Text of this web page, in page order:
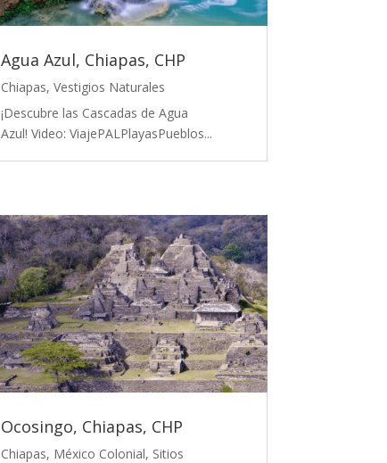
Agua Azul, Chiapas, CHP
Chiapas, Vestigios Naturales
¡Descubre las Cascadas de Agua
Azul! Video: ViajePALPlayasPueblos...
Ocosingo, Chiapas, CHP
Chiapas, México Colonial, Sitios